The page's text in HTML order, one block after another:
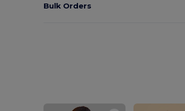
Bulk Orders